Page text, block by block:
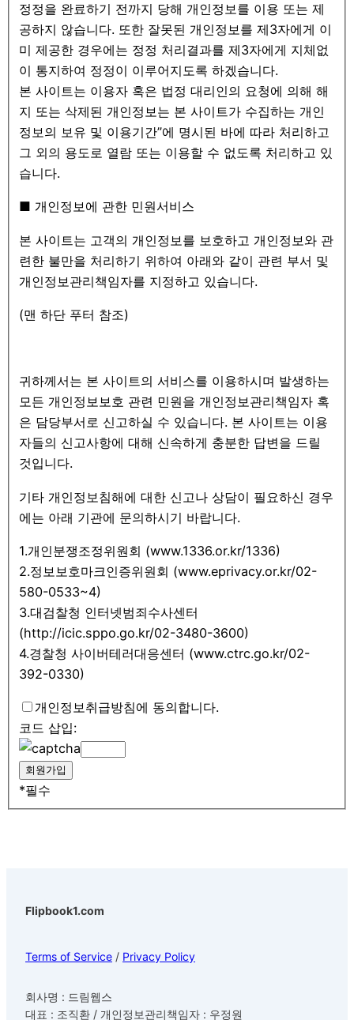
정정을 완료하기 전까지 당해 개인정보를 이용 또는 제
공하지 않습니다. 또한 잘못된 개인정보를 제3자에게 이
미 제공한 경우에는 정정 처리결과를 제3자에게 지체없
이 통지하여 정정이 이루어지도록 하겠습니다.
본 사이트는 이용자 혹은 법정 대리인의 요청에 의해 해
지 또는 삭제된 개인정보는 본 사이트가 수집하는 개인
정보의 보유 및 이용기간”에 명시된 바에 따라 처리하고
그 외의 용도로 열람 또는 이용할 수 없도록 처리하고 있
습니다.
■ 개인정보에 관한 민원서비스
본 사이트는 고객의 개인정보를 보호하고 개인정보와 관
련한 불만을 처리하기 위하여 아래와 같이 관련 부서 및
개인정보관리책임자를 지정하고 있습니다.
(맨 하단 푸터 참조)
귀하께서는 본 사이트의 서비스를 이용하시며 발생하는
모든 개인정보보호 관련 민원을 개인정보관리책임자 혹
은 담당부서로 신고하실 수 있습니다. 본 사이트는 이용
자들의 신고사항에 대해 신속하게 충분한 답변을 드릴
것입니다.
기타 개인정보침해에 대한 신고나 상담이 필요하신 경우
에는 아래 기관에 문의하시기 바랍니다.
1.개인분쟁조정위원회 (www.1336.or.kr/1336)
2.정보보호마크인증위원회 (www.eprivacy.or.kr/02-
580-0533~4)
3.대검찰청 인터넷범죄수사센터
(http://icic.sppo.go.kr/02-3480-3600)
4.경찰청 사이버테러대응센터 (www.ctrc.go.kr/02-
392-0330)
개인정보취급방침에 동의합니다.
코드 삽입:
*필수
Flipbook1.com
Terms of Service / Privacy Policy
회사명 : 드림웹스
대표 : 조직환 / 개인정보관리책임자 : 우정원